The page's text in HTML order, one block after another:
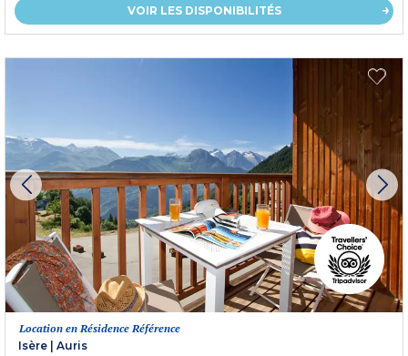
VOIR LES DISPONIBILITÉS
Location en Résidence Référence
Isère | Auris